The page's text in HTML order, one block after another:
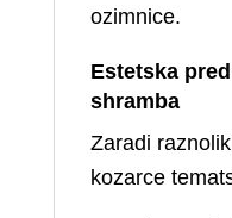
ozimnice.
Estetska
shramba
Zaradi
kozarce